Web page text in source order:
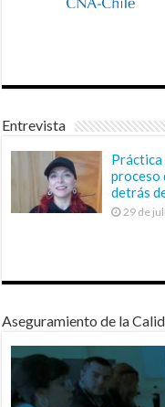
Entrevista
proceso
detrás
29 de
Aseguramiento de la